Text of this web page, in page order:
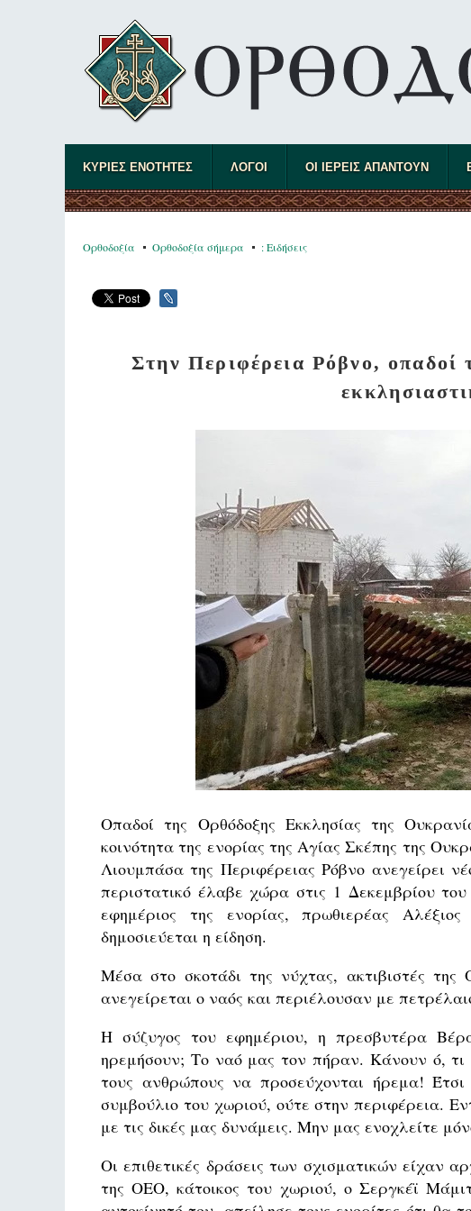
ΚΥΡΙΕΣ ΕΝΟΤΗΤΕΣ ΛΟΓΟΙ ΟΙ ΙΕΡΕΙΣ ΑΠΑΝΤΟΥΝ
Ορθοδοξία Ορθοδοξία σήμερα : Ειδήσεις
Στην Περιφέρεια Ρόβνο,
Οπαδοί της Ορθόδοξης Εκκλησίας της
κοινότητα της ενορίας της Αγίας Σκέπης της
Λιουμπάσα της Περιφέρειας Ρόβνο ανεγείρει
περιστατικό έλαβε χώρα στις 1 Δεκεμβρίου
εφημέριος της ενορίας, πρωθιερέας
δημοσιεύεται η είδηση.
Μέσα στο σκοτάδι της νύχτας, ακτιβιστές
ανεγείρεται ο ναός και περιέλουσαν με
Η σύζυγος του εφημέριου, η πρεσβυτέρα
ηρεμήσουν; Το ναό μας τον πήραν. Κάνουν ό, τι
τους ανθρώπους να προσεύχονται ήρεμα!
συμβούλιο του χωριού, ούτε στην περιφέρεια.
με τις δικές μας δυνάμεις. Μην μας ενοχλείτε
Οι επιθετικές δράσεις των σχισματικών είχαν
της ΟΕΟ, κάτοικος του χωριού, ο Σεργκέϊ